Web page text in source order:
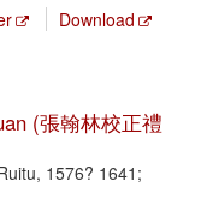
Download
(張翰林校正禮
1576? 1641;